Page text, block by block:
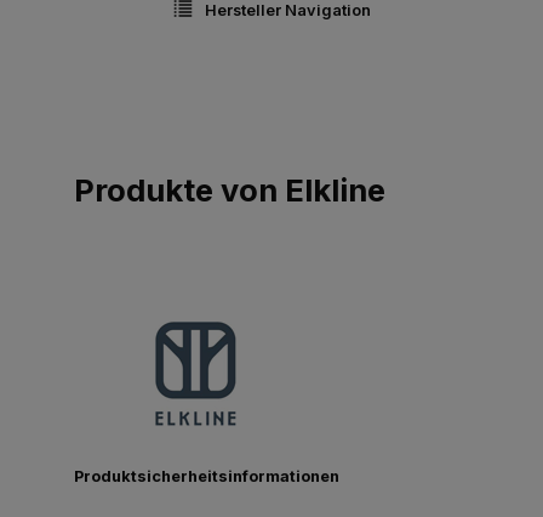
Hersteller Navigation
Produkte von Elkline
Produktsicherheitsinformationen